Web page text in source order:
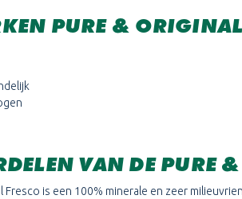
PURE &
VAN DE PURE
Fresco is een 100% minerale en zeer